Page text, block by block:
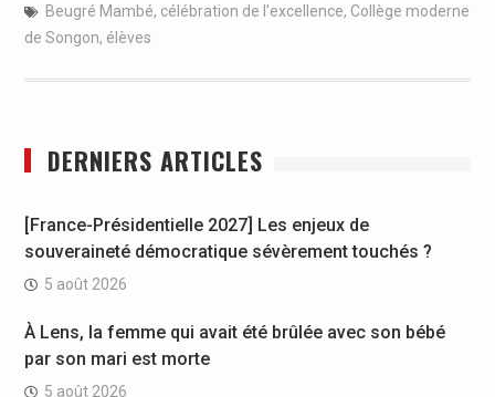
Beugré Mambé, célébration de l'excellence, Collège moderne
de Songon, élèves
DERNIERS ARTICLES
[France-Présidentielle 2027] Les enjeux de
souveraineté démocratique sévèrement touchés ?
5 août 2026
À Lens, la femme qui avait été brûlée avec son bébé
par son mari est morte
5 août 2026